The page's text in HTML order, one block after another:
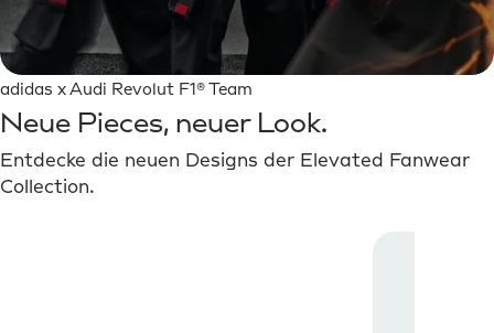
adidas x Audi Revolut F1® Team
Neue Pieces, neuer Look.
Entdecke die neuen Designs der Elevated Fanwear
Collection.